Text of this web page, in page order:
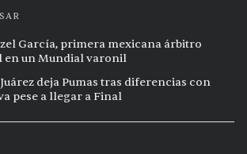
García, primera mexicana árbitro
en un Mundial varonil
deja Pumas tras diferencias con
pese a llegar a Final